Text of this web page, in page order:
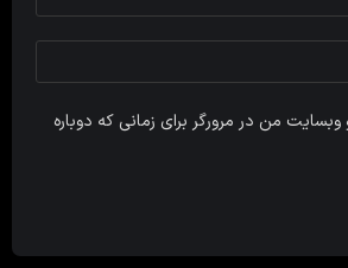
وبسایت من در مرورگر برای زمانی که دوباره